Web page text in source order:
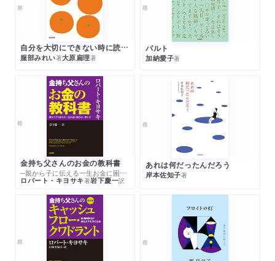
自分を大切にできない時に読む本
服部みれい著大原扁理著
パルト
加納愛子著
金持ち父さんのお金の教科書
─親から子に伝える一生お金に困らない考え方
ロバート・キヨサキ著岩下慶一訳
あれは何だったんだろう
岸本佐知子著